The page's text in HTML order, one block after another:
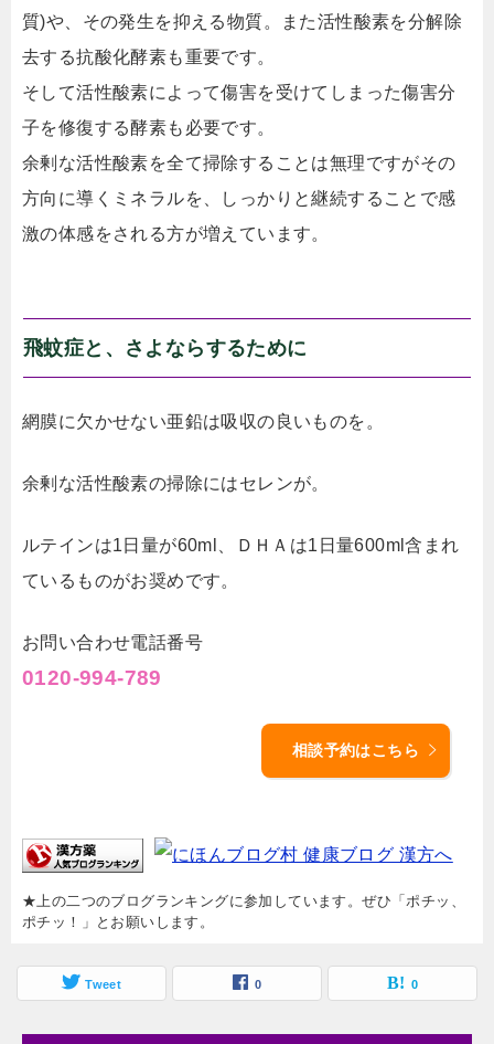
質)や、その発生を抑える物質。また活性酸素を分解除
去する抗酸化酵素も重要です。
そして活性酸素によって傷害を受けてしまった傷害分
子を修復する酵素も必要です。
余剰な活性酸素を全て掃除することは無理ですがその
方向に導くミネラルを、しっかりと継続することで感
激の体感をされる方が増えています。
飛蚊症と、さよならするために
網膜に欠かせない亜鉛は吸収の良いものを。
余剰な活性酸素の掃除にはセレンが。
ルテインは1日量が60ml、ＤＨＡは1日量600ml含まれ
ているものがお奨めです。
お問い合わせ電話番号
0120-994-789
相談予約はこちら
★上の二つのブログランキングに参加しています。ぜひ「ポチッ、
ポチッ！」とお願いします。
Tweet 0 0